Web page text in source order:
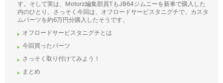
す。そして実は、Motorz編集部員TもJB64ジムニーを新車で購入した
内のひとり。さっそく今回は、オフロードサービスタニグチで、カスタ
ムパーツを約6万円分購入したそうです。
オフロードサービスタニグチとは
今回買ったパーツ
さっそく取り付けてみよう！
まとめ